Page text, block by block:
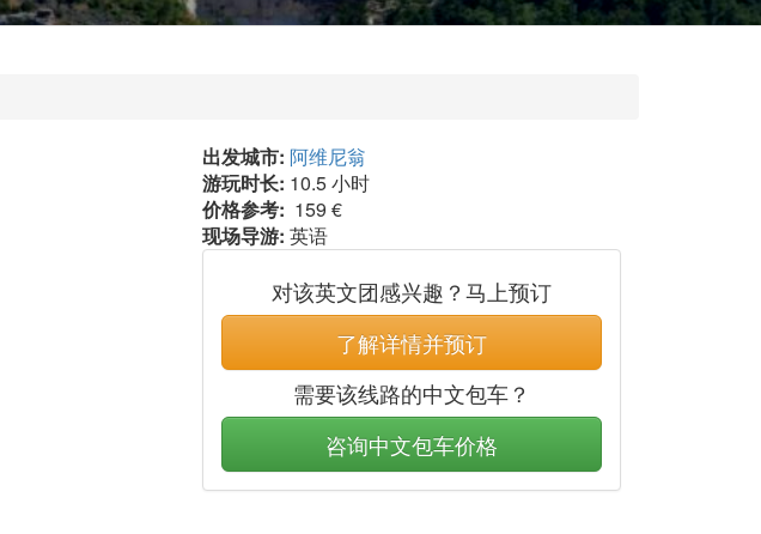
出发城市: 阿维尼翁
游玩时长: 10.5 小时
价格参考: 159 €
现场导游: 英语
对该英文团感兴趣？马上预订
了解详情并预订
需要该线路的中文包车？
咨询中文包车价格